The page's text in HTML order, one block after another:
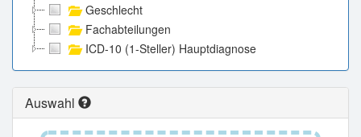
Geschlecht
Fachabteilungen
ICD-10 (1-Steller) Hauptdiagnose
Auswahl